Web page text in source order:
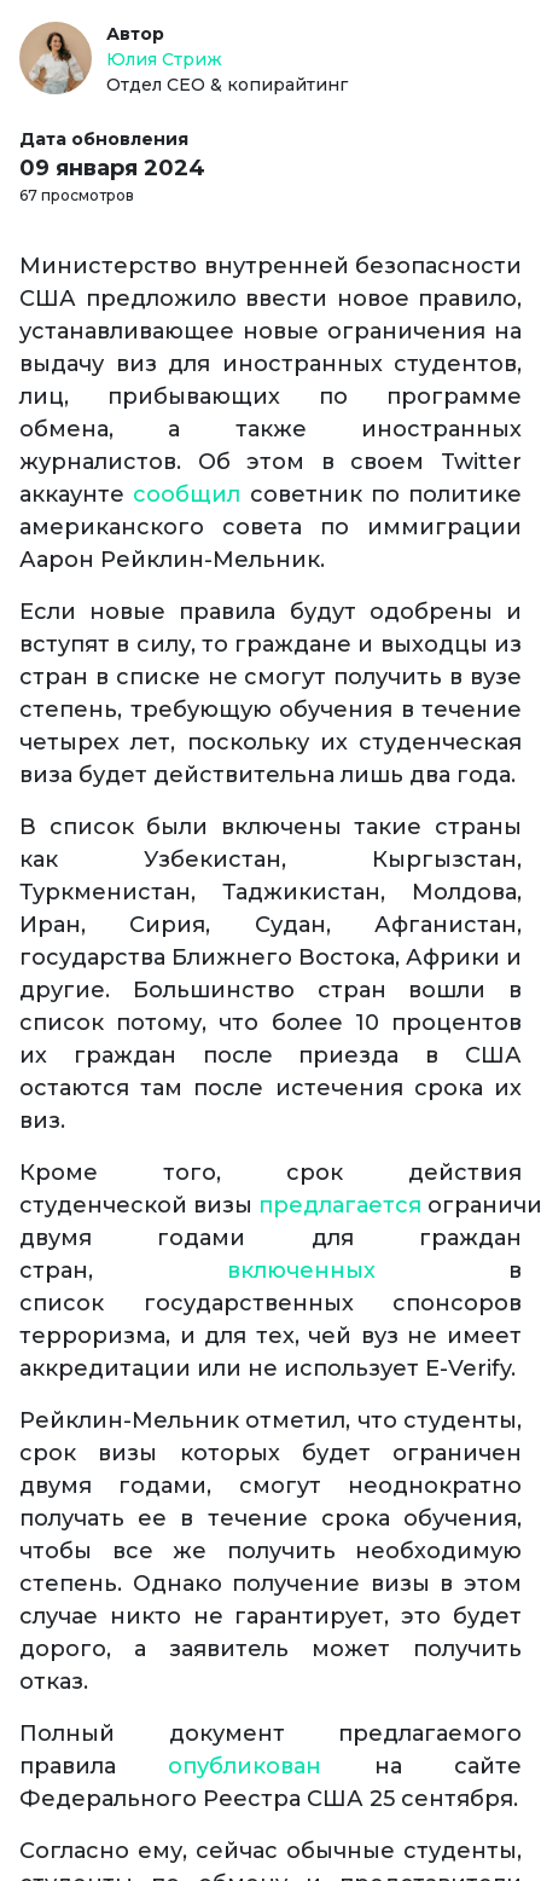
Автор
Юлия Стриж
Отдел СЕО & копирайтинг
Дата обновления
09 января 2024
67 просмотров
Министерство внутренней безопасности
США предложило ввести новое правило,
устанавливающее новые ограничения на
выдачу виз для иностранных студентов,
лиц, прибывающих по программе
обмена, а также иностранных
журналистов. Об этом в своем Twitter
аккаунте сообщил советник по политике
американского совета по иммиграции
Аарон Рейклин-Мельник.
Если новые правила будут одобрены и
вступят в силу, то граждане и выходцы из
стран в списке не смогут получить в вузе
степень, требующую обучения в течение
четырех лет, поскольку их студенческая
виза будет действительна лишь два года.
В список были включены такие страны
как Узбекистан, Кыргызстан,
Туркменистан, Таджикистан, Молдова,
Иран, Сирия, Судан, Афганистан,
государства Ближнего Востока, Африки и
другие. Большинство стран вошли в
список потому, что более 10 процентов
их граждан после приезда в США
остаются там после истечения срока их
виз.
Кроме того, срок действия
студенческой визы предлагается
двумя годами для граждан
стран,
включенныхв
список государственных спонсоров
терроризма, и для тех, чей вуз не имеет
аккредитации или не использует E-Verify.
Рейклин-Мельник отметил, что студенты,
срок визы которых будет ограничен
двумя годами, смогут неоднократно
получать ее в течение срока обучения,
чтобы все же получить необходимую
степень. Однако получение визы в этом
случае никто не гарантирует, это будет
дорого, а заявитель может получить
отказ.
Полный документ предлагаемого
правила опубликован
на сайте
Федерального Реестра США 25 сентября.
Согласно ему, сейчас обычные студенты,